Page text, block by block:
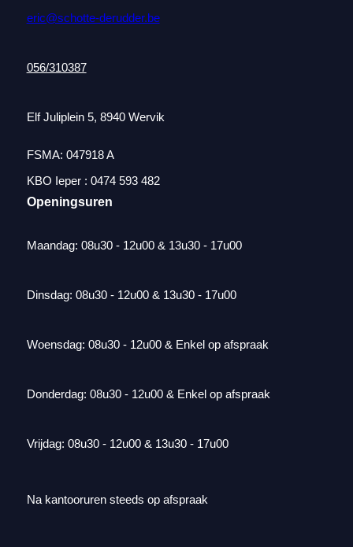
eric@schotte-derudder.be
056/310387
Elf Juliplein 5, 8940 Wervik
FSMA: 047918 A
KBO Ieper : 0474 593 482
Openingsuren
Maandag: 08u30 - 12u00 & 13u30 - 17u00
Dinsdag: 08u30 - 12u00 & 13u30 - 17u00
Woensdag: 08u30 - 12u00 & Enkel op afspraak
Donderdag: 08u30 - 12u00 & Enkel op afspraak
Vrijdag: 08u30 - 12u00 & 13u30 - 17u00
Na kantooruren steeds op afspraak